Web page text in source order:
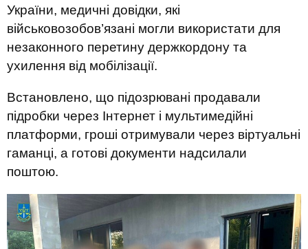
України, медичні довідки, які
військовозобов’язані могли використати для
незаконного перетину держкордону та
ухилення від мобілізації.
Встановлено, що підозрювані продавали
підробки через Інтернет і мультимедійні
платформи, гроші отримували через віртуальні
гаманці, а готові документи надсилали
поштою.